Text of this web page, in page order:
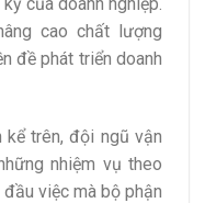
cao chất lượng
đề phát triển doanh
kể trên, đội ngũ vận
nhiệm vụ theo
việc mà bộ phận